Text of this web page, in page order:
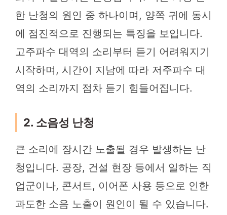
한 난청의 원인 중 하나이며, 양쪽 귀에 동시
에 점진적으로 진행되는 특징을 보입니다.
고주파수 대역의 소리부터 듣기 어려워지기
시작하며, 시간이 지남에 따라 저주파수 대
역의 소리까지 점차 듣기 힘들어집니다.
2. 소음성 난청
큰 소리에 장시간 노출될 경우 발생하는 난
청입니다. 공장, 건설 현장 등에서 일하는 직
업군이나, 콘서트, 이어폰 사용 등으로 인한
과도한 소음 노출이 원인이 될 수 있습니다.